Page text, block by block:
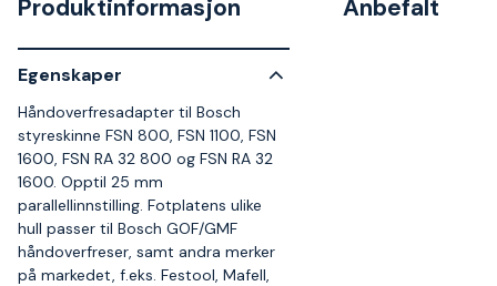
Produktinformasjon
Egenskaper
Håndoverfresadapter til Bosch
styreskinne FSN 800, FSN 1100, FSN
1600, FSN RA 32 800 og FSN RA 32
1600. Opptil 25 mm
parallellinnstilling. Fotplatens ulike
hull passer til Bosch GOF/GMF
håndoverfreser, samt andra merker
på markedet, f.eks. Festool, Mafell,
Anbefalt